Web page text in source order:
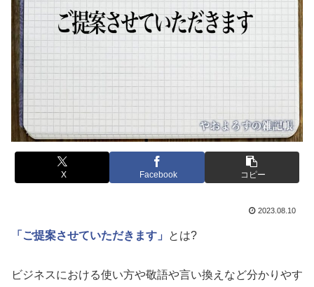
X Facebook コピー
2023.08.10
「ご提案させていただきます」 とは?
ビジネスにおける使い方や敬語や言い換えなど分かりやす